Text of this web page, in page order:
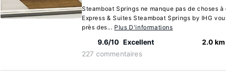
Steamboat Springs ne manque pas de choses
Express & Suites Steamboat Springs by IHG
près des... Plus D'informations
9.6/10 Excellent
227 commentaires
2.0 km